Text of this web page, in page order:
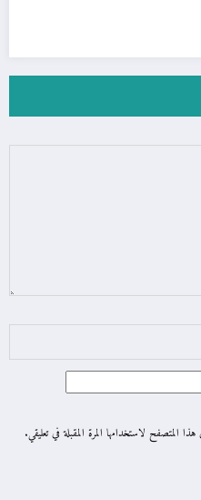
المتصفح لاستخدامها المرة المقبلة في تعليقي.